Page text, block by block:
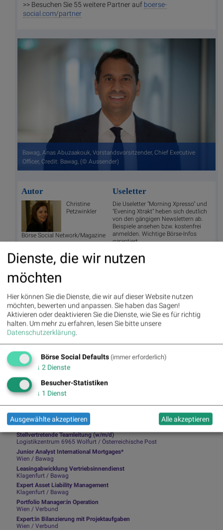
>> Besuchen Sie 55 weitere Partner auf boerse-
social.com/partner
Bawag, Anas Abuzaakouk, Vorstandsvorsitzender, Chief Executive
Officer, Credit: Bawag, (© Aussender)
Autor
Christine
Petzwinkler
Börse Social Network/Magazine
Useletter
Die Useletter "Morning Xpresso" und
"Evening Xtrakt" heben sich deutlich
von den gängigen Newslettern ab.
Beispiele ansehen bzw. kostenfrei
anmelden. Wichtige Börse-Infos
garantiert.
Newsletter abonnieren
Infos über neue Financial Literacy
Audio Files für die Runplugged App
(kostenfrei downloaden über
http://runplugged.com/spreadit
per Newsletter erhalten
Ausgewählte Jobs von PIR-Partnern
Wien / Österreichische Post
Datenschutzmanager*in Wien (w/m/d)
Wien / Österreichische Post
Stellvertretende Teamleitung (w/m/d)
Logistikzentrum 6965 Wolfurt / Österreichische Post
Junior Analyst International Mortgages*
Wien / Bawag
Leasingabwicklung Vertriebsinnendienst
Klagenfurt / Bawag
Expert Asset Liability Management
Klagenfurt / Bawag
Portfolio Manager:in Operation
Wien / Verbund
Expert:in Bilanzierung mit Projektaufgaben
Wien / Verbund
Dienste, die wir nutzen
möchten
Hier können Sie die Dienste, die wir auf dieser Website nutzen
möchten, bewerten und anpassen. Sie haben das Sagen!
Aktivieren oder deaktivieren Sie die Dienste, wie Sie es für richtig
halten. Um mehr zu erfahren, lesen Sie bitte unsere
Datenschutzerklärung.
Börse Social Defaults (immer erforderlich)
↓ 2 Dienste
Besucher-Statistiken
↓ 1 Dienst
Ausgewählte akzeptieren Alle akzeptieren